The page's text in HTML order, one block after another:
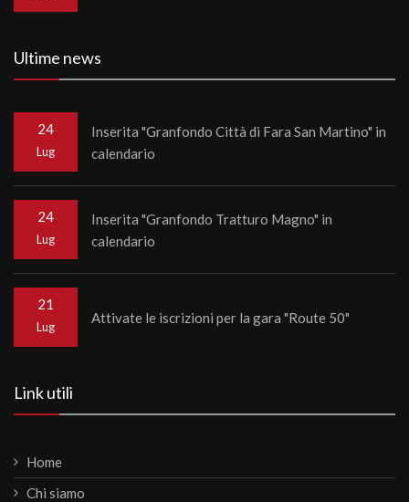
Ultime news
24
Lug
Inserita "Granfondo Città di Fara San Martino" in
calendario
24
Lug
Inserita "Granfondo Tratturo Magno" in
calendario
21
Lug
Attivate le iscrizioni per la gara "Route 50"
Link utili
Home
Chi siamo